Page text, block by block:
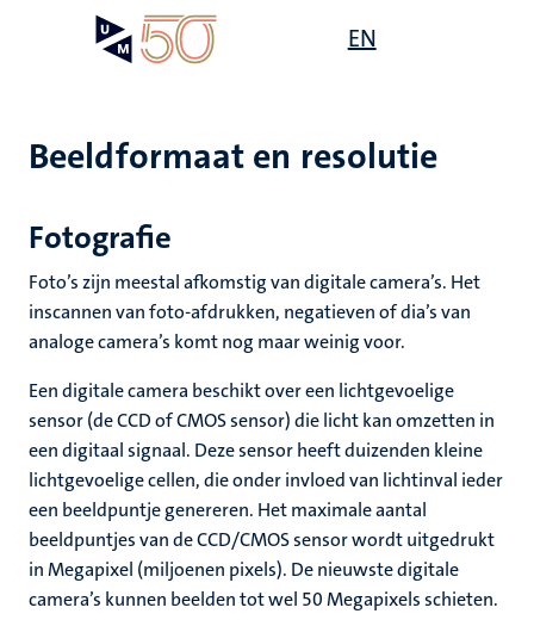
gaan
EN
Beeldformaat en resolutie
Fotografie
Foto’s zijn meestal afkomstig van digitale camera’s. Het
inscannen van foto-afdrukken, negatieven of dia’s van
analoge camera’s komt nog maar weinig voor.
Een digitale camera beschikt over een lichtgevoelige
sensor (de CCD of CMOS sensor) die licht kan omzetten in
een digitaal signaal. Deze sensor heeft duizenden kleine
lichtgevoelige cellen, die onder invloed van lichtinval ieder
een beeldpuntje genereren. Het maximale aantal
beeldpuntjes van de CCD/CMOS sensor wordt uitgedrukt
in Megapixel (miljoenen pixels). De nieuwste digitale
camera’s kunnen beelden tot wel 50 Megapixels schieten.